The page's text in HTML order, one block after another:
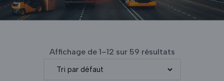
Affichage de 1–12 sur 59 résultats